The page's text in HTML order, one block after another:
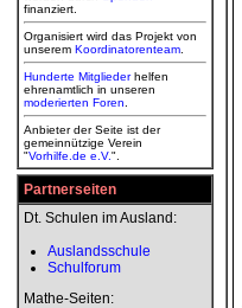
finanziert.
Organisiert wird das Projekt von
unserem Koordinatorenteam
Hunderte Mitgliederhelfen
ehrenamtlich in unseren
moderierten Foren
Anbieter der Seite ist der
gemeinnützige Verein
"Vorhilfe.de e.V.".
Partnerseiten
Dt. Schulen im Ausland:
Auslandsschule
Schulforum
Mathe-Seiten: